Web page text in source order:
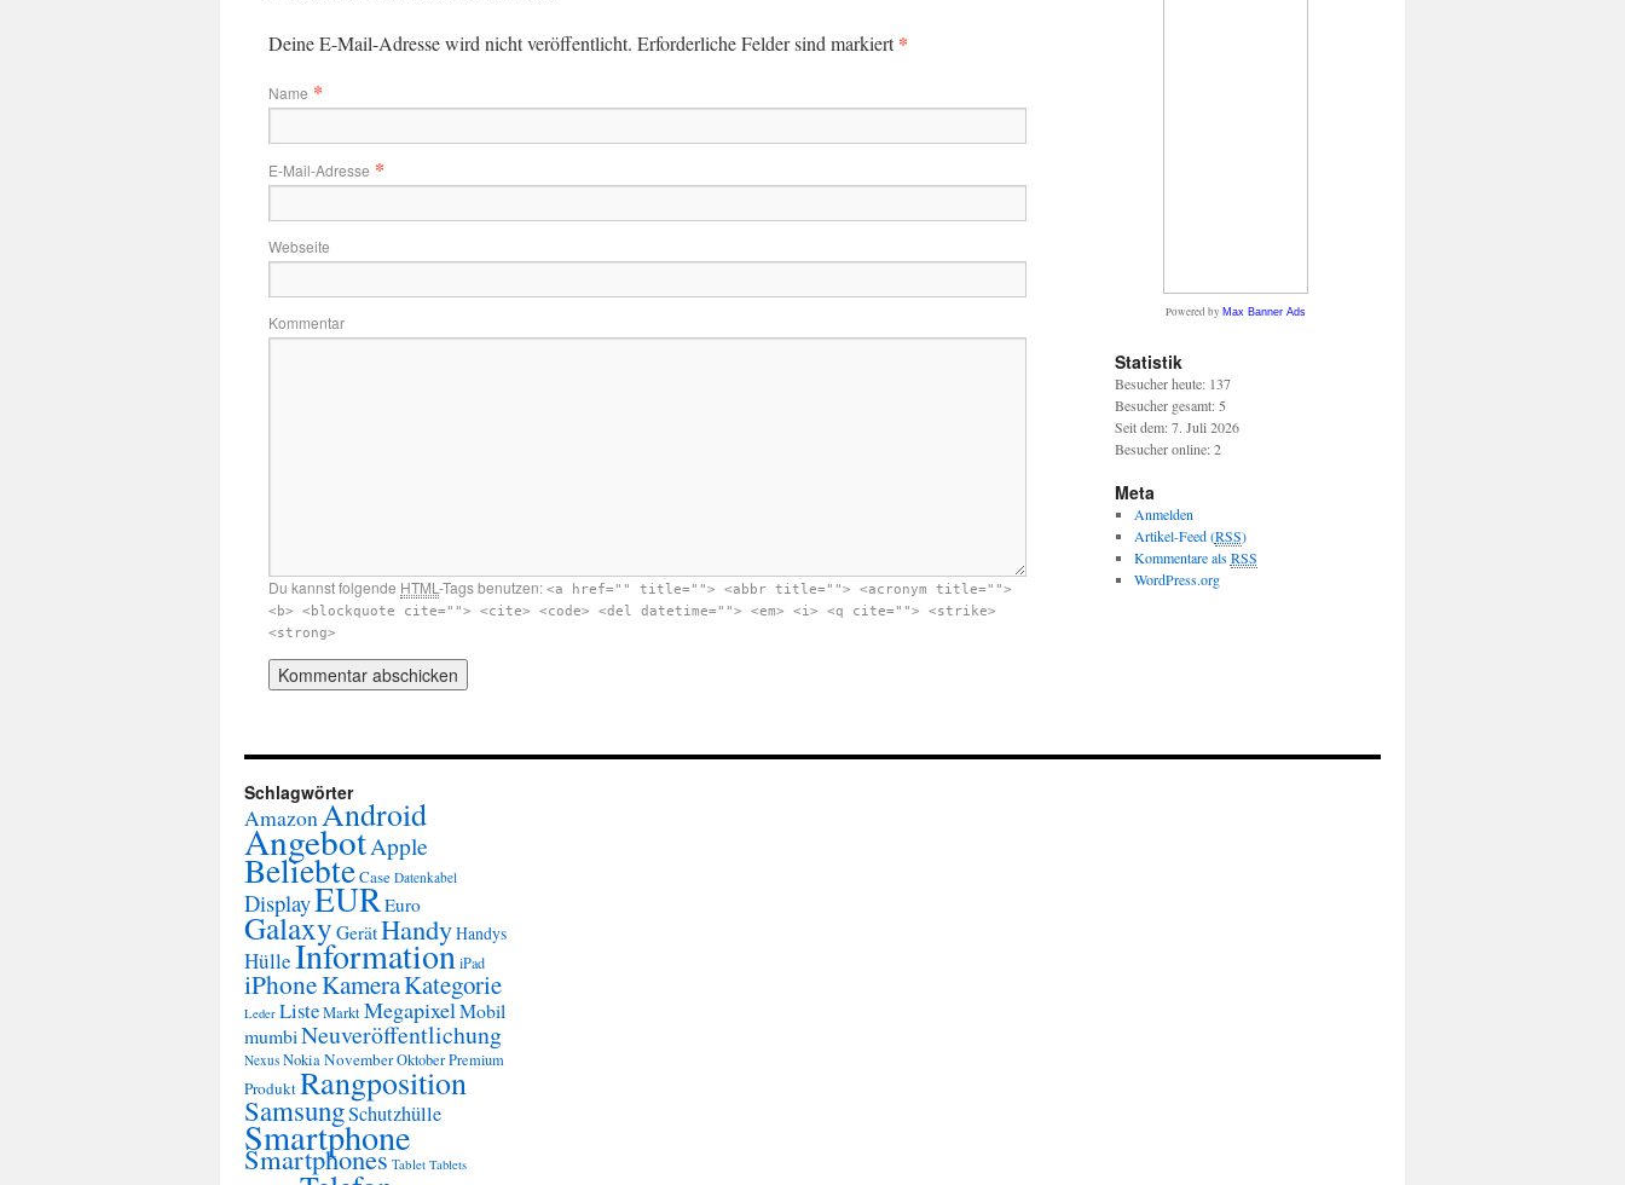
Deine E-Mail-Adresse wird nicht veröffentlicht. Erforderliche Felder sind markiert*
Name *
E-Mail-Adresse *
Webseite
Kommentar
Du kannst folgende HTML -Tags benutzen: <a href="" title=""> <abbr title=""> <acronym title="">
<b> <blockquote cite=""> <cite> <code> <del datetime=""> <em> <i> <q cite=""> <strike>
<strong>
Powered by Max Banner Ads
Statistik
Besucher heute: 137
Besucher gesamt: 5
Seit dem: 7. Juli 2026
Besucher online: 2
Meta
Anmelden
Artikel-Feed (RSS)
Kommentare alsRSS
WordPress.org
Schlagwörter
AmazonAndroid
AngebotApple
BeliebteCase Datenkabel
DisplayEUREuro
Galaxy GerätHandyHandys
HülleInformationiPad
iPhoneKameraKategorie
Leder ListeMarktMegapixelMobil
mumbiNeuveröffentlichung
Nexus NokiaNovemberOktoberPremium
ProduktRangposition
SamsungSchutzhülle
Smartphone
Smartphones Tablet Tablets